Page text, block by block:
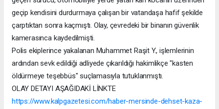
geçip kendisini durdurmaya çalışan bir vatandaşa hafif şekilde
çarptıktan sonra kaçmıştı. Olay, çevredeki bir binanın güvenlik
kamerasınca kaydedilmişti.
Polis ekiplerince yakalanan Muhammet Raşit Y., işlemlerinin
ardından sevk edildiği adliyede çıkarıldığı hakimlikçe "kasten
öldürmeye teşebbüs" suçlamasıyla tutuklanmıştı.
OLAY DETAYI AŞAĞIDAKİ LİNKTE
https://www.kalpgazetesi.com/haber-mersinde-dehset-kaza-